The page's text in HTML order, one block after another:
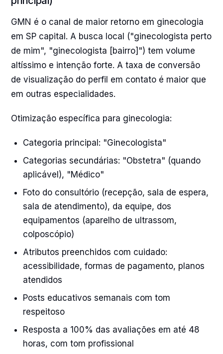
GMN é o canal de maior retorno em ginecologia
em SP capital. A busca local ("ginecologista perto
de mim", "ginecologista [bairro]") tem volume
altíssimo e intenção forte. A taxa de conversão
de visualização do perfil em contato é maior que
em outras especialidades.
Otimização específica para ginecologia:
Categoria principal: "Ginecologista"
Categorias secundárias: "Obstetra" (quando
aplicável), "Médico"
Foto do consultório (recepção, sala de espera,
sala de atendimento), da equipe, dos
equipamentos (aparelho de ultrassom,
colposcópio)
Atributos preenchidos com cuidado:
acessibilidade, formas de pagamento, planos
atendidos
Posts educativos semanais com tom
respeitoso
Resposta a 100% das avaliações em até 48
horas, com tom profissional